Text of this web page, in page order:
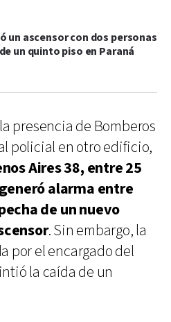
un ascensor con dos personas
un quinto piso en Paraná
presencia de Bomberos
policial en otro edificio,
Aires 38, entre 25
alarma entre
de un nuevo
. Sin embargo, la
por el encargado del
la caída de un